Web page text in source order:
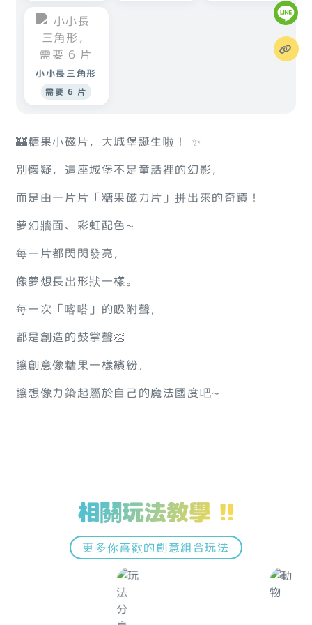
小小長三角形
需要 6 片
🏰糖果小磁片，大城堡誕生啦！ ✨
別懷疑，這座城堡不是童話裡的幻影，
而是由一片片「糖果磁力片」拼出來的奇蹟！
夢幻牆面、彩虹配色~
每一片都閃閃發亮，
像夢想長出形狀一樣。
每一次「喀嗒」的吸附聲，
都是創造的鼓掌聲👏
讓創意像糖果一樣繽紛，
讓想像力築起屬於自己的魔法國度吧~
相關玩法教學 !!
更多你喜歡的創意組合玩法